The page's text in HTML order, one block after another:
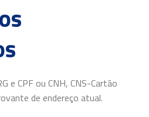
e CPF ou CNH, CNS-Cartão
de endereço atual.